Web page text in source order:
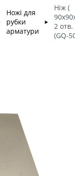
Ножі для
рубки
арматури
►
Ніж (
2
(GQ-